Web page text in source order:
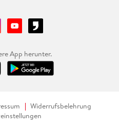
App herunter.
Widerrufsbelehrung